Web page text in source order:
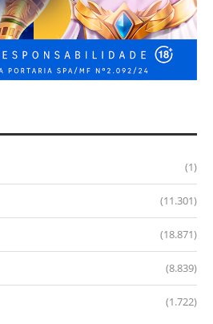
(1)
(11.301)
(18.871)
(8.839)
(1.722)